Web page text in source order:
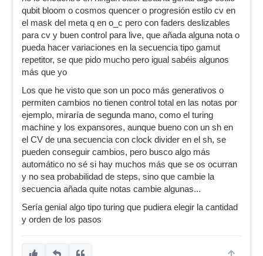
qubit bloom o cosmos quencer o progresión estilo cv en
el mask del meta q en o_c pero con faders deslizables
para cv y buen control para live, que añada alguna nota o
pueda hacer variaciones en la secuencia tipo gamut
repetitor, se que pido mucho pero igual sabéis algunos
más que yo
Los que he visto que son un poco más generativos o
permiten cambios no tienen control total en las notas por
ejemplo, miraría de segunda mano, como el turing
machine y los expansores, aunque bueno con un sh en
el CV de una secuencia con clock divider en el sh, se
pueden conseguir cambios, pero busco algo más
automático no sé si hay muchos más que se os ocurran
y no sea probabilidad de steps, sino que cambie la
secuencia añada quite notas cambie algunas...
Sería genial algo tipo turing que pudiera elegir la cantidad
y orden de los pasos